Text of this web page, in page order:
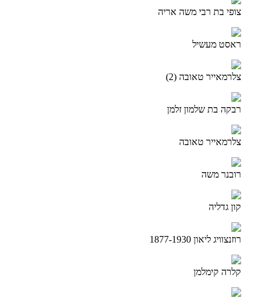
צופי בת רבי משה אריה
ראסט מעשיל
צלרמאייר טאובה (2)
רבקה בת שלמון זלמן
צלרמאייר טאובה
רובנר משה
קון גדליה
רוזנצוויג ליאון 1877-1930
קלרה קימלמן